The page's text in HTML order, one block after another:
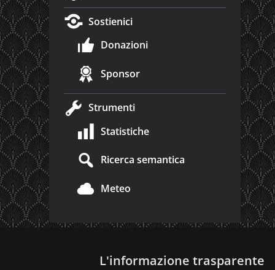
Sostienici
Donazioni
Sponsor
Strumenti
Statistiche
Ricerca semantica
Meteo
L'informazione trasparente